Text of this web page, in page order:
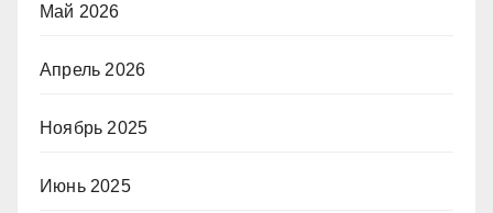
Май 2026
Апрель 2026
Ноябрь 2025
Июнь 2025